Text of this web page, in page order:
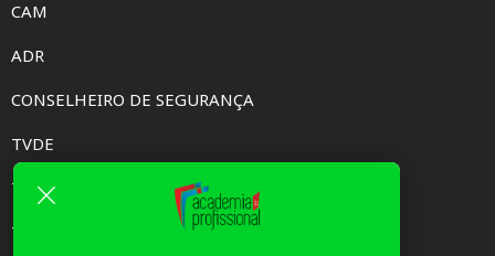
CAM
ADR
CONSELHEIRO DE SEGURANÇA
TVDE
TAXI
TCC